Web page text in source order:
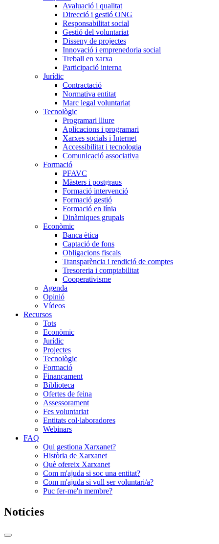
Avaluació i qualitat
Direcció i gestió ONG
Responsabilitat social
Gestió del voluntariat
Disseny de projectes
Innovació i emprenedoria social
Treball en xarxa
Participació interna
Jurídic
Contractació
Normativa entitat
Marc legal voluntariat
Tecnològic
Programari lliure
Aplicacions i programari
Xarxes socials i Internet
Accessibilitat i tecnologia
Comunicació associativa
Formació
PFAVC
Màsters i postgraus
Formació intervenció
Formació gestió
Formació en línia
Dinàmiques grupals
Econòmic
Banca ètica
Captació de fons
Obligacions fiscals
Transparència i rendició de comptes
Tresoreria i comptabilitat
Cooperativisme
Agenda
Opinió
Vídeos
Recursos
Tots
Econòmic
Jurídic
Projectes
Tecnològic
Formació
Finançament
Biblioteca
Ofertes de feina
Assessorament
Fes voluntariat
Entitats col·laboradores
Webinars
FAQ
Qui gestiona Xarxanet?
Història de Xarxanet
Què ofereix Xarxanet
Com m'ajuda si soc una entitat?
Com m'ajuda si vull ser voluntari/a?
Puc fer-me'n membre?
Notícies
Commutador